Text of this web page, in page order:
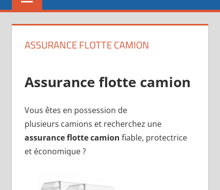
ASSURANCE FLOTTE CAMION
Assurance flotte camion
Vous êtes en possession de
plusieurs camions et recherchez une
assurance flotte camion fiable, protectrice
et économique ?